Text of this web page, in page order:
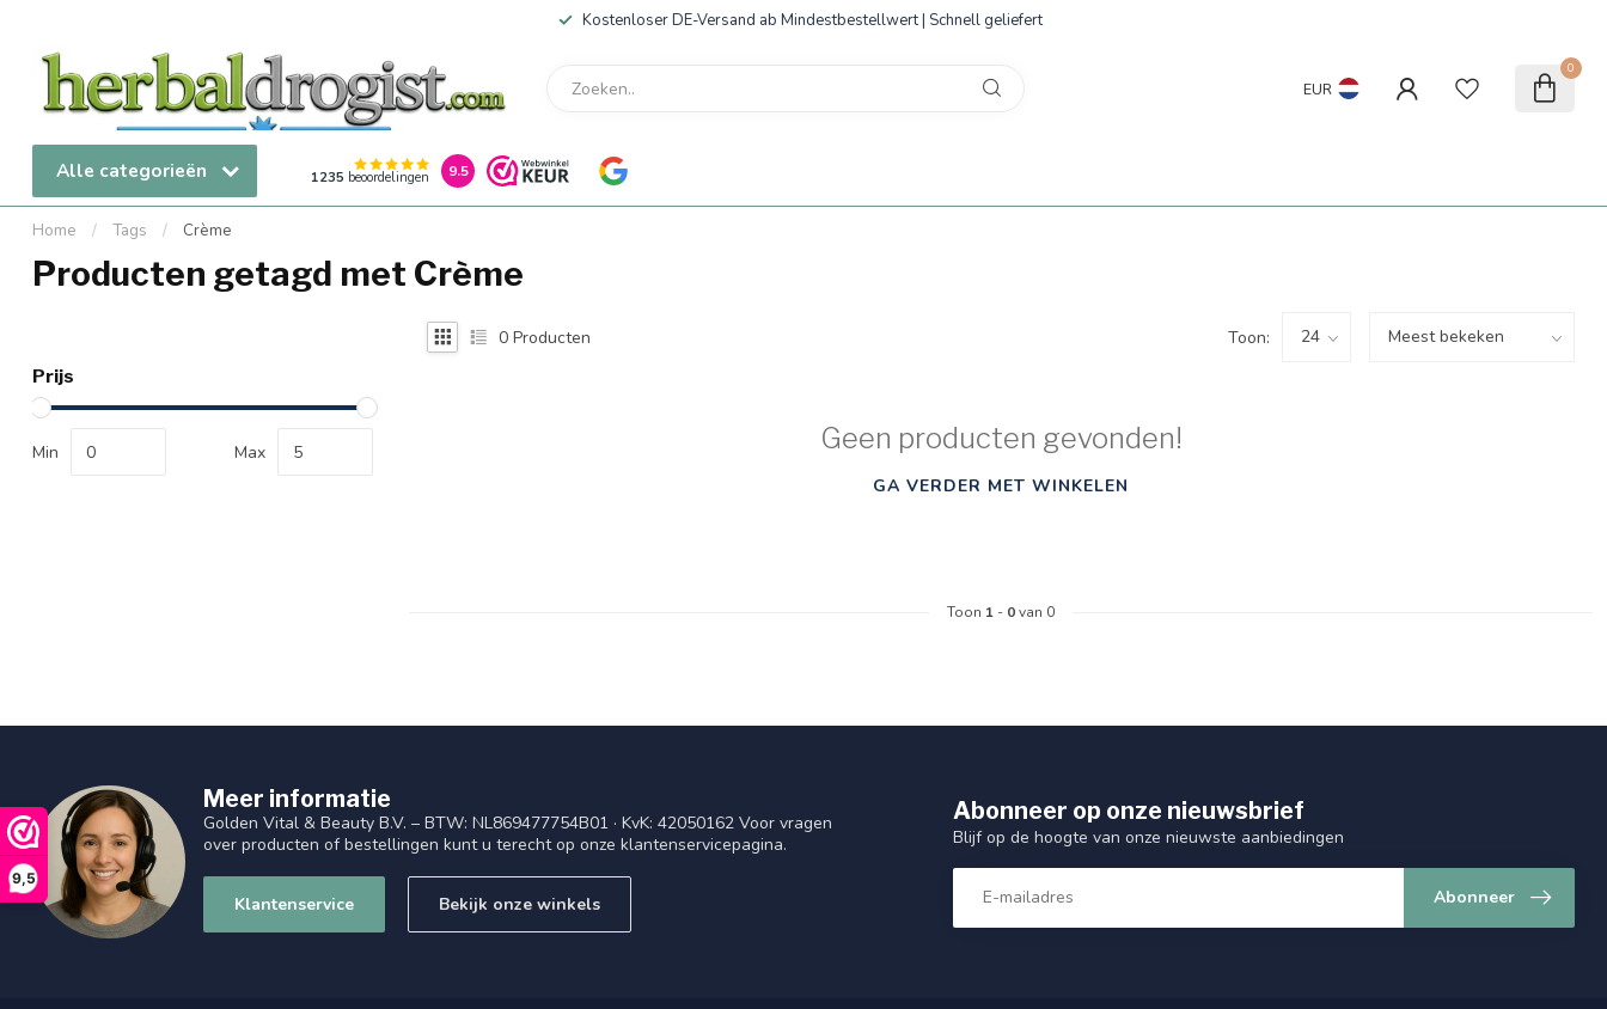
9,5
Kostenloser DE-Versand ab Mindestbestellwert | Schnell geliefert
EUR
0
Alle categorieën 1235 beoordelingen 9.5
Home / Tags / Crème
Producten getagd met Crème
Prijs
Min Max
0 Producten Toon:
Geen producten gevonden!
GA VERDER MET WINKELEN
Toon 1 - 0van 0
Meer informatie
Golden Vital & Beauty B.V. – BTW: NL869477754B01 · KvK: 42050162 Voor vragen
over producten of bestellingen kunt u terecht op onze klantenservicepagina.
Klantenservice Bekijk onze winkels
Abonneer op onze nieuwsbrief
Blijf op de hoogte van onze nieuwste aanbiedingen
Abonneer